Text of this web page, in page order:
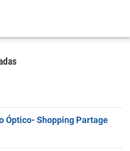
Óptico- Shopping Partage